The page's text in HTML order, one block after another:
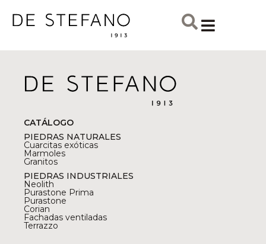
CATÁLOGO
PIEDRAS NATURALES
Cuarcitas exóticas
Marmoles
Granitos
PIEDRAS INDUSTRIALES
Neolith
Purastone Prima
Purastone
Corian
Fachadas ventiladas
Terrazzo